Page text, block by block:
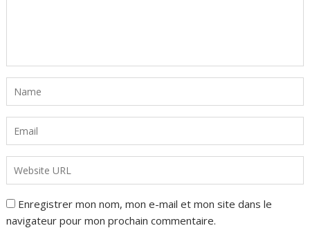
Enregistrer mon nom, mon e-mail et mon site dans le
navigateur pour mon prochain commentaire.